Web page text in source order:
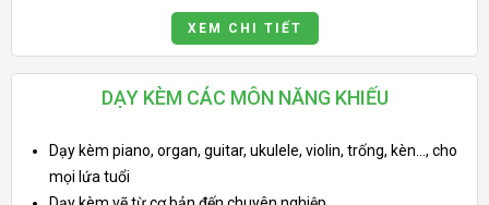
XEM CHI TIẾT
DẠY KÈM CÁC MÔN NĂNG KHIẾU
Dạy kèm piano, organ, guitar, ukulele, violin, trống, kèn..., cho
mọi lứa tuổi